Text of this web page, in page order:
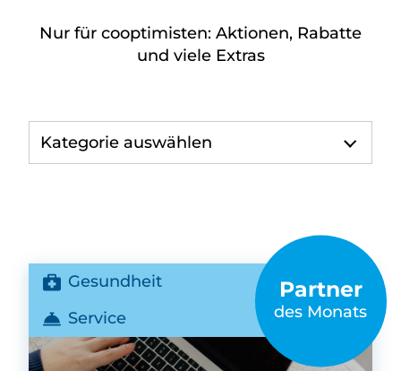
Nur für cooptimisten: Aktionen, Rabatte
und viele Extras
Kategorie auswählen
Gesundheit
Service
Partner
des Monats